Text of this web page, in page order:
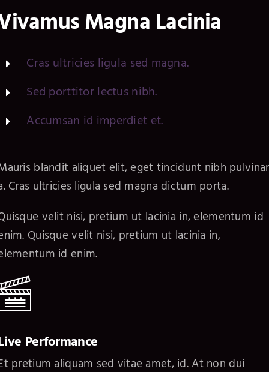
Magna Lacinia
Cras ultricies ligula sed magna.
Sed porttitor lectus nibh.
Accumsan id imperdiet et.
blandit aliquet elit, eget tincidunt nibh pulvinar
Cras ultricies ligula sed magna dictum porta.
velit nisi, pretium ut lacinia in, elementum id
Quisque velit nisi, pretium ut lacinia in,
id enim.
Performance
pretium aliquam sed vitae amet, id. At non dui